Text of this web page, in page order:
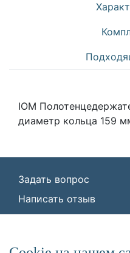
IOM
диаметр кольца 159
Задать вопрос
Написать отзыв